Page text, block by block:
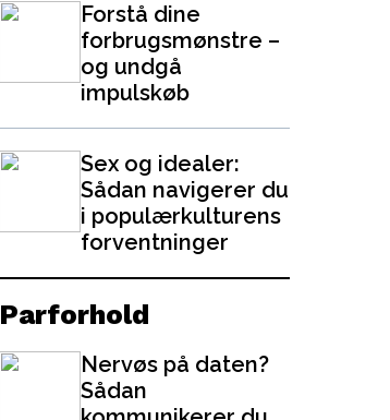
Forstå dine
forbrugsmønstre –
og undgå
impulskøb
Sex og idealer:
Sådan navigerer du
i populærkulturens
forventninger
Parforhold
Nervøs på daten?
Sådan